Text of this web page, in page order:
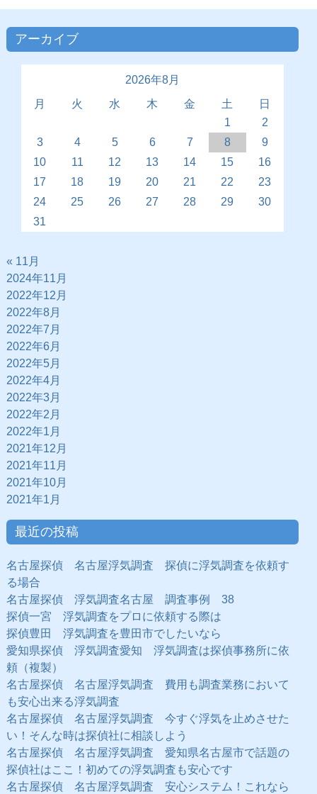
アーカイブ
2026年8月
月
火 水 木 金 土
日
1
2
3
4 5 6 7 8
9
10
11 12 13 14 15
16
17
18 19 20 21 22
23
24
25 26 27 28 29
30
31
« 11月
2024年11月
2022年12月
2022年8月
2022年7月
2022年6月
2022年5月
2022年4月
2022年3月
2022年2月
2022年1月
2021年12月
2021年11月
2021年10月
2021年1月
最近の投稿
名古屋探偵 名古屋浮気調査 探偵に浮気調査を依頼す
る場合
名古屋探偵 浮気調査名古屋 調査事例 38
探偵一宮 浮気調査をプロに依頼する際は
探偵豊田 浮気調査を豊田市でしたいなら
愛知県探偵 浮気調査愛知 浮気調査は探偵事務所に依
頼（複製）
名古屋探偵 名古屋浮気調査 費用も調査業務において
も安心出来る浮気調査
名古屋探偵 名古屋浮気調査 今すぐ浮気を止めさせた
い！そんな時は探偵社に相談しよう
名古屋探偵 名古屋浮気調査 愛知県名古屋市で話題の
探偵社はここ！初めての浮気調査も安心です
名古屋探偵 名古屋浮気調査 安心システム！これなら